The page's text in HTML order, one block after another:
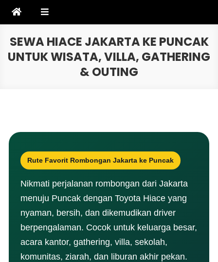
SEWA HIACE JAKARTA KE PUNCAK
UNTUK WISATA, VILLA, GATHERING
& OUTING
Rute Favorit Rombongan Jakarta ke Puncak
Nikmati perjalanan rombongan dari Jakarta
menuju Puncak dengan Toyota Hiace yang
nyaman, bersih, dan dikemudikan driver
berpengalaman. Cocok untuk keluarga besar,
acara kantor, gathering, villa, sekolah,
komunitas, ziarah, dan liburan akhir pekan.